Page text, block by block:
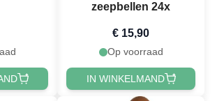
zeepbellen 24x
€ 15,90
Op voorraad
IN WINKELMAND